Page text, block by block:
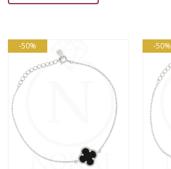
bila
37,99 €.
je:
-50% -50%